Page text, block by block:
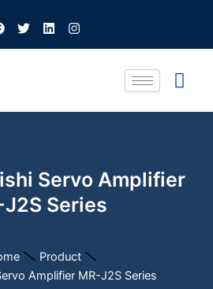
T
w
i
L
i
n
n
I
n
s
a
Servo Amplifier
J2S Series
Product
Amplifier MR-J2S Series